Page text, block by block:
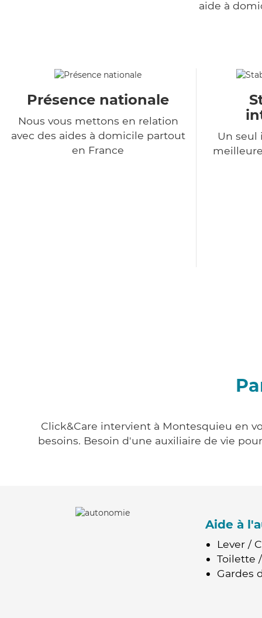
aide à
Présence nationale
Nous vous mettons en relation
avec des aides à domicile partout
en France
Un seul
Click&Care intervient à Montesquieu en
besoins. Besoin d'une auxiliaire de vie
Aide à
Lever /
Toilette
Gardes